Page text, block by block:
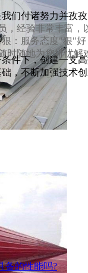
，经验非常丰富，
：服务态度"狠"
时随地为您排忧解
们付诸努力并孜
下，创建一支
，不断加强技术
备的性能吗?